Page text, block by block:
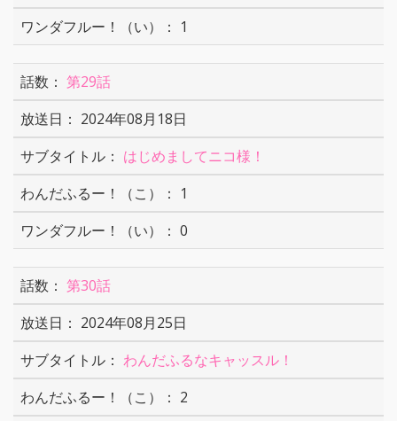
1
第29話
2024年08月18日
はじめましてニコ様！
1
0
第30話
2024年08月25日
わんだふるなキャッスル！
2